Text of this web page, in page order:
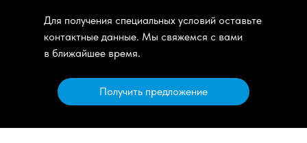
Для получения специальных условий оставьте
контактные данные. Мы свяжемся с вами
в ближайшее время.
Получить предложение